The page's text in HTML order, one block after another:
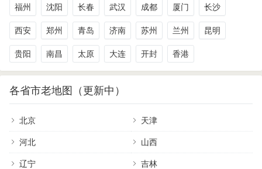
福州 沈阳 长春 武汉 成都 厦门 长沙
西安 郑州 青岛 济南 苏州 兰州 昆明
贵阳 南昌 太原 大连 开封 香港
各省市老地图（更新中）
北京 天津
河北 山西
辽宁 吉林